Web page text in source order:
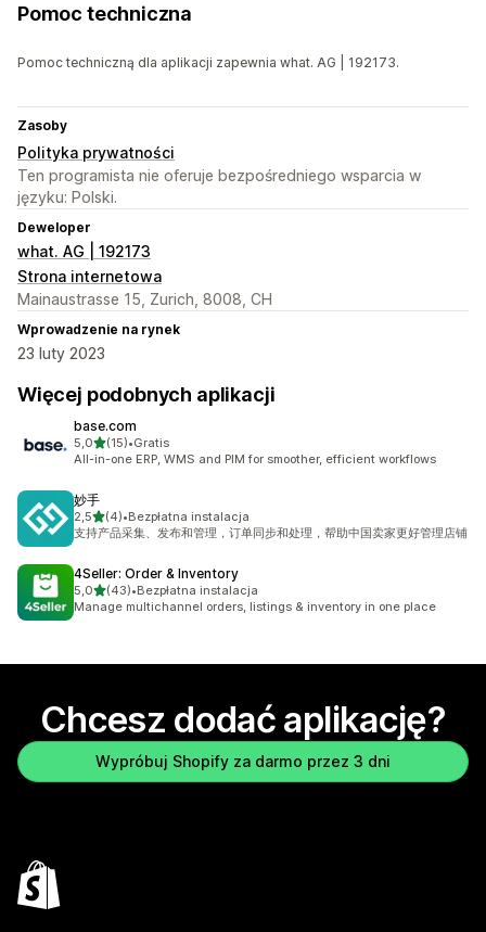
Pomoc techniczna
Pomoc techniczną dla aplikacji zapewnia what. AG | 192173.
Zasoby
Polityka prywatności
Ten programista nie oferuje bezpośredniego wsparcia w
języku: Polski.
Deweloper
what. AG | 192173
Strona internetowa
Mainaustrasse 15, Zurich, 8008, CH
Wprowadzenie na rynek
23 luty 2023
Więcej podobnych aplikacji
base.com
5,0na 5 gwiazdek
(15)
Łączna liczba recenzji: 15
•Gratis
All-in-one ERP, WMS and PIM for smoother, efficient workflows
妙手
2,5na 5 gwiazdek
(4)
Łączna liczba recenzji: 4
•Bezpłatna instalacja
支持产品采集、发布和管理，订单同步和处理，帮助中国卖家更好管理店铺
4Seller: Order & Inventory
5,0na 5 gwiazdek
(43)
Łączna liczba recenzji: 43
•Bezpłatna instalacja
Manage multichannel orders, listings & inventory in one place
Chcesz dodać aplikację?
Wypróbuj Shopify za darmo przez 3 dni